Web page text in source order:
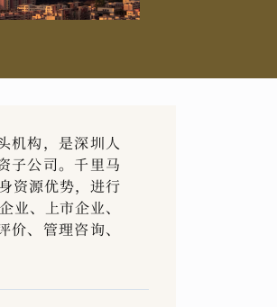
机构，是深圳人
子公司。千里马
资源优势，进行
业、上市企业、
、管理咨询、